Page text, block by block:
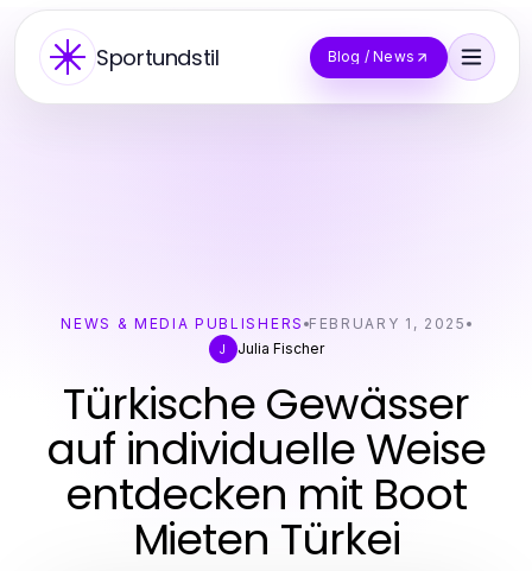
Sportundstil Blog / News
NEWS & MEDIA PUBLISHERS FEBRUARY 1, 2025
J
Julia Fischer
Türkische Gewässer
auf individuelle Weise
entdecken mit Boot
Mieten Türkei